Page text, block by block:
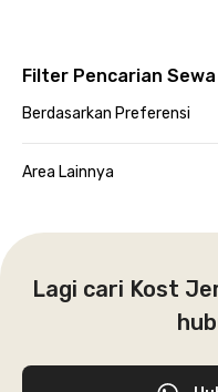
Filter Pencarian
Berdasarkan Preferensi
Area Lainnya
Lagi cari Kost